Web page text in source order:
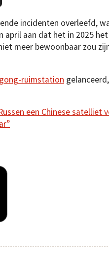
incidenten overleefd,
aan dat het in 2025
meer bewoonbaar zou
ruimstation
een Chinese satelliet